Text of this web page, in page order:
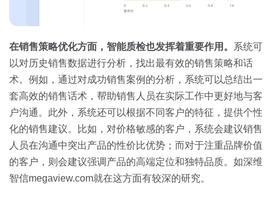
在销售策略优化方面，智能质检也发挥着重要作用。 系统可
以对历史销售数据进行分析，找出最有效的销售策略和话
术。例如，通过对成功销售案例的分析，系统可以总结出一
套高效的销售话术，帮助销售人员在实际工作中更好地与客
户沟通。此外，系统还可以根据不同客户的特征，提供个性
化的销售建议。比如，对价格敏感的客户，系统会建议销售
人员在沟通中突出产品的性价比优势；而对于注重品牌价值
的客户，则会建议强调产品的高端定位和独特品质。如深维
智信megaview.com就在这方面有较深的研究。